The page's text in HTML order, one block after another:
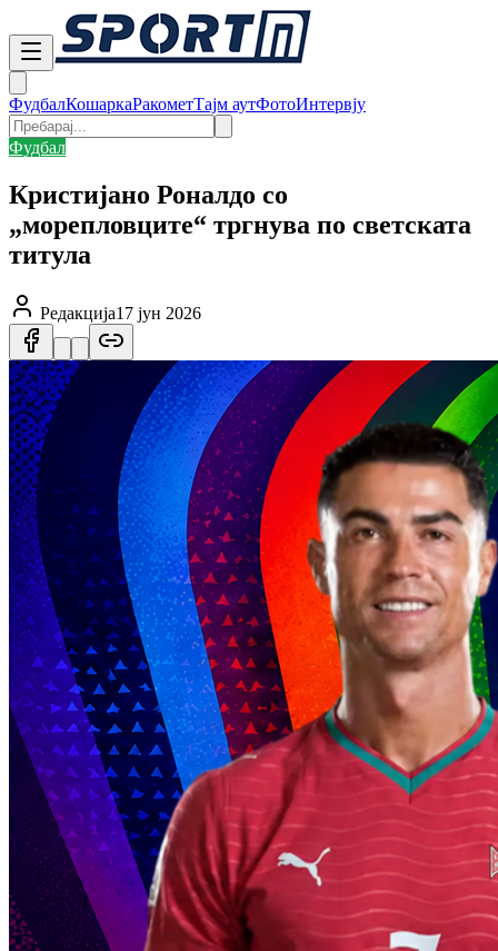
ФудбалКошаркаРакометТајм аутФотоИнтервју
Фудбал
Кристијано Роналдо со
„морепловците“ тргнува по светската
титула
Редакција17 јун 2026